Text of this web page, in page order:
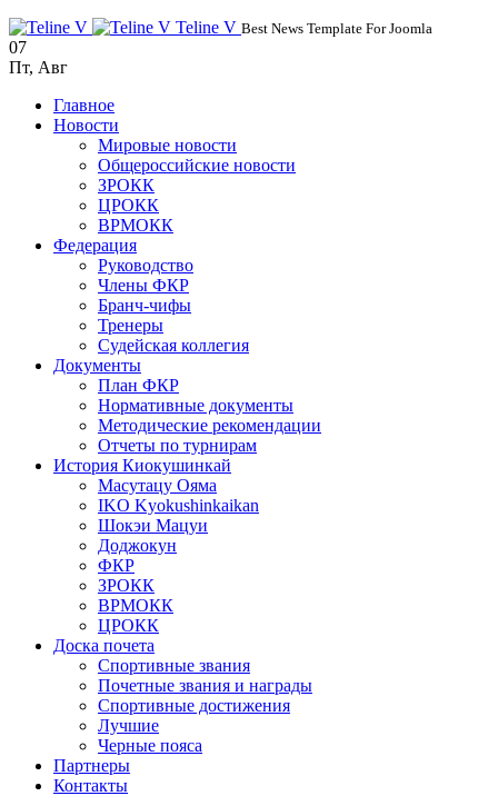
Teline V Best News Template For Joomla
07
Пт, Авг
Главное
Новости
Мировые новости
Общероссийские новости
ЗРОКК
ЦРОКК
ВРМОКК
Федерация
Руководство
Члены ФКР
Бранч-чифы
Тренеры
Судейская коллегия
Документы
План ФКР
Нормативные документы
Методические рекомендации
Отчеты по турнирам
История Киокушинкай
Масутацу Ояма
IKO Kyokushinkaikan
Шокэи Мацуи
Доджокун
ФКР
ЗРОКК
ВРМОКК
ЦРОКК
Доска почета
Спортивные звания
Почетные звания и награды
Спортивные достижения
Лучшие
Черные пояса
Партнеры
Контакты